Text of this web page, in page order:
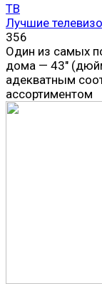
ТВ
Лучшие
356
Один из самых
дома — 43″
адекватным
ассортиментом